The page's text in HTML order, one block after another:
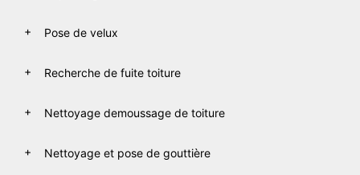
Pose de velux
Recherche de fuite toiture
Nettoyage demoussage de toiture
Nettoyage et pose de gouttière